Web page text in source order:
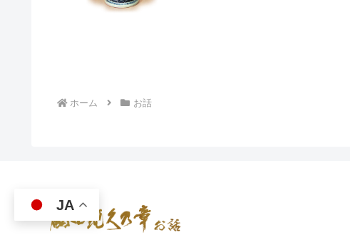
ホーム お話
JA